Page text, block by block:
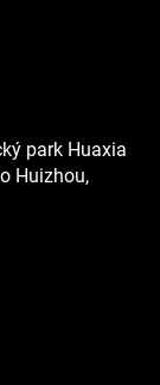
park Huaxia
Huizhou,